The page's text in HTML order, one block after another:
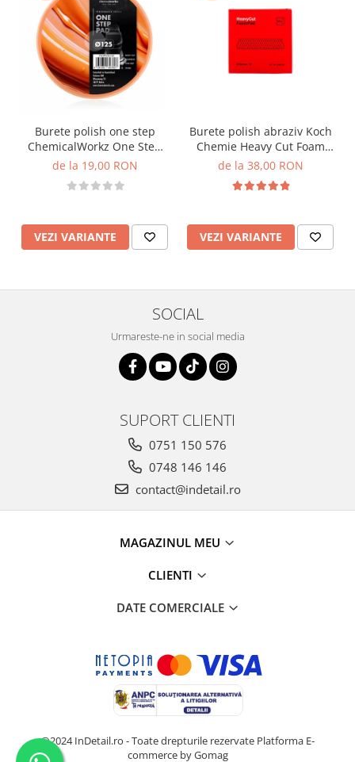
Burete polish one step
ChemicalWorkz One Step
Pad, portocaliu
de la 19,00 RON
VEZI VARIANTE
Burete polish abraziv Koch
Chemie Heavy Cut Foam
Pad, rosu
de la 38,00 RON
VEZI VARIANTE
SOCIAL
Urmareste-ne in social media
SUPORT CLIENTI
0751 150 576
0748 146 146
contact@indetail.ro
MAGAZINUL MEU
CLIENTI
DATE COMERCIALE
@2024 InDetail.ro - Toate drepturile rezervate Platforma E-
commerce by Gomag